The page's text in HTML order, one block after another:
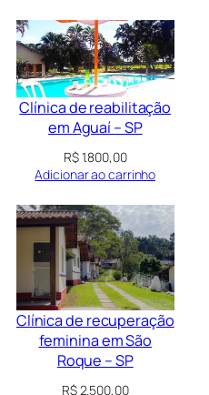
Clínica de reabilitação
em Aguaí – SP
R$1.800,00
Adicionar ao carrinho
Clínica de recuperação
feminina em São
Roque – SP
R$2.500,00